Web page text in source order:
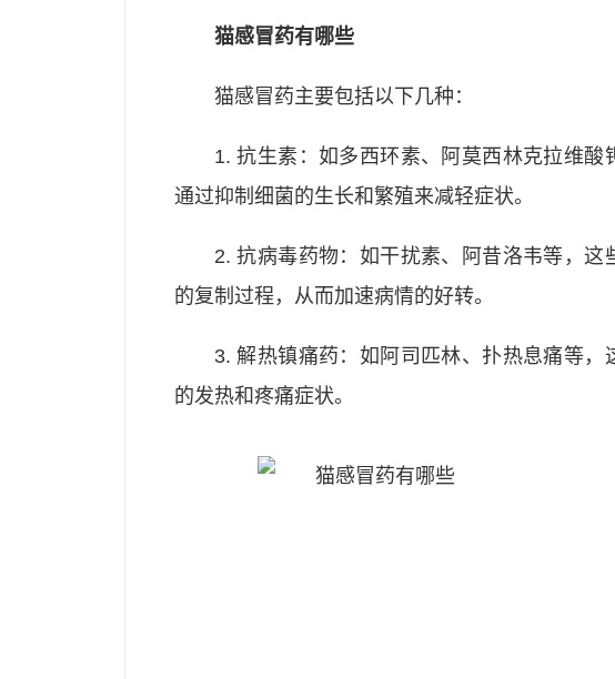
猫感冒药有哪些
猫感冒药主要包括以下几种：
1. 抗生素：如多西环素、阿莫西林克拉维酸
通过抑制细菌的生长和繁殖来减轻症状。
2. 抗病毒药物：如干扰素、阿昔洛韦等，
的复制过程，从而加速病情的好转。
3. 解热镇痛药：如阿司匹林、扑热息痛等
的发热和疼痛症状。